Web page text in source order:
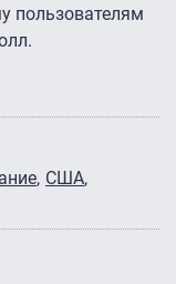
пользователям
США